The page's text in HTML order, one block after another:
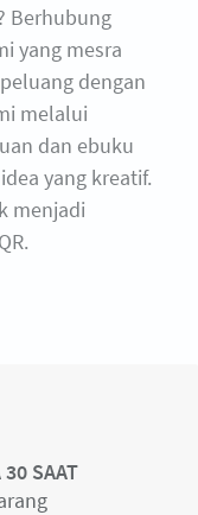
Berhubung
yang mesra
dengan
melalui
dan ebuku
yang kreatif.
menjadi
SAAT